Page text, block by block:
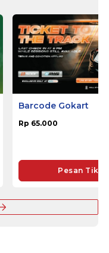
Barcode Gokart
Rp 65.000
Pesan Tiket